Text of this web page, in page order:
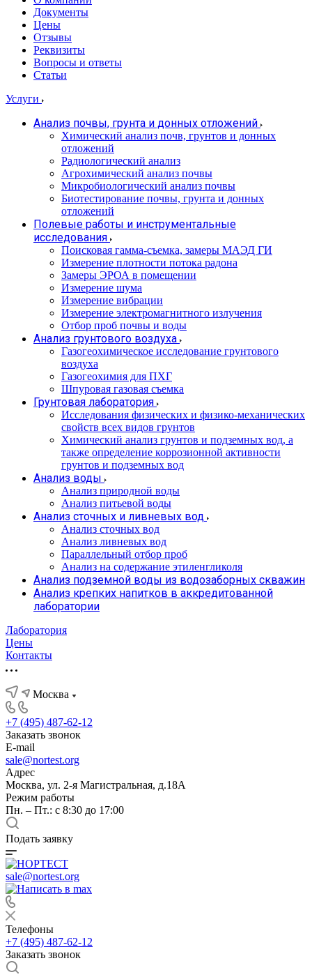
Документы
Цены
Отзывы
Реквизиты
Вопросы и ответы
Статьи
Услуги
Анализ почвы, грунта и донных отложений
Химический анализ почв, грунтов и донных
отложений
Радиологический анализ
Агрохимический анализ почвы
Микробиологический анализ почвы
Биотестирование почвы, грунта и донных
отложений
Полевые работы и инструментальные
исследования
Поисковая гамма-съемка, замеры МАЭД ГИ
Измерение плотности потока радона
Замеры ЭРОА в помещении
Измерение шума
Измерение вибрации
Измерение электромагнитного излучения
Отбор проб почвы и воды
Анализ грунтового воздуха
Газогеохимическое исследование грунтового
воздуха
Газогеохимия для ПХГ
Шпуровая газовая съемка
Грунтовая лаборатория
Исследования физических и физико-механических
свойств всех видов грунтов
Химический анализ грунтов и подземных вод, а
также определение коррозионной активности
грунтов и подземных вод
Анализ воды
Анализ природной воды
Анализ питьевой воды
Анализ сточных и ливневых вод
Анализ сточных вод
Анализ ливневых вод
Параллельный отбор проб
Анализ на содержание этиленгликоля
Анализ подземной воды из водозаборных скважин
Анализ крепких напитков в аккредитованной
лаборатории
Лаборатория
Цены
Контакты
Москва
+7 (495) 487-62-12
Заказать звонок
E-mail
sale@nortest.org
Адрес
Москва, ул. 2-я Магистральная, д.18А
Режим работы
Пн. – Пт.: с 8:30 до 17:00
Подать заявку
sale@nortest.org
Телефоны
+7 (495) 487-62-12
Заказать звонок